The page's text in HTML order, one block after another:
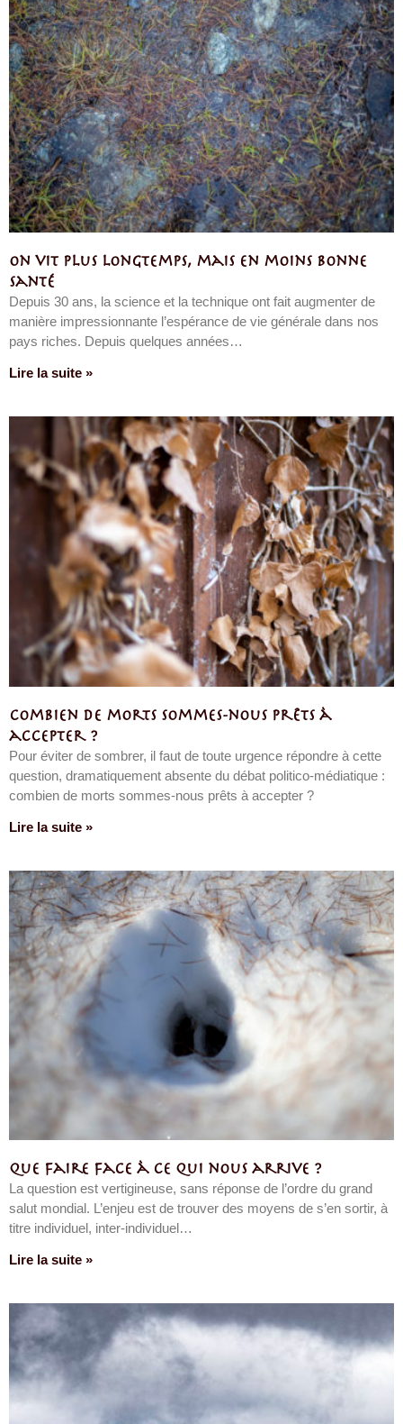
On vit plus longtemps, mais en moins bonne
santé
Depuis 30 ans, la science et la technique ont fait augmenter de
manière impressionnante l’espérance de vie générale dans nos
pays riches. Depuis quelques années…
Lire la suite »
Combien de morts sommes-nous prêts à
accepter ?
Pour éviter de sombrer, il faut de toute urgence répondre à cette
question, dramatiquement absente du débat politico-médiatique :
combien de morts sommes-nous prêts à accepter ?
Lire la suite »
Que faire face à ce qui nous arrive ?
La question est vertigineuse, sans réponse de l’ordre du grand
salut mondial. L’enjeu est de trouver des moyens de s’en sortir, à
titre individuel, inter-individuel…
Lire la suite »